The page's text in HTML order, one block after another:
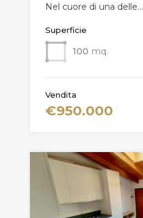
Nel cuore di una delle…
Superficie
100 mq.
Vendita
€950.000